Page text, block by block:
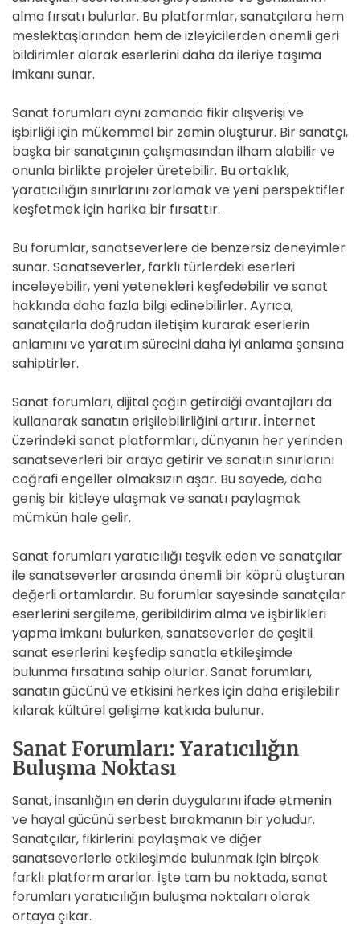
alma fırsatı bulurlar. Bu platformlar, sanatçılara hem
meslektaşlarından hem de izleyicilerden önemli geri
bildirimler alarak eserlerini daha da ileriye taşıma
imkanı sunar.
Sanat forumları aynı zamanda fikir alışverişi ve
işbirliği için mükemmel bir zemin oluşturur. Bir sanatçı,
başka bir sanatçının çalışmasından ilham alabilir ve
onunla birlikte projeler üretebilir. Bu ortaklık,
yaratıcılığın sınırlarını zorlamak ve yeni perspektifler
keşfetmek için harika bir fırsattır.
Bu forumlar, sanatseverlere de benzersiz deneyimler
sunar. Sanatseverler, farklı türlerdeki eserleri
inceleyebilir, yeni yetenekleri keşfedebilir ve sanat
hakkında daha fazla bilgi edinebilirler. Ayrıca,
sanatçılarla doğrudan iletişim kurarak eserlerin
anlamını ve yaratım sürecini daha iyi anlama şansına
sahiptirler.
Sanat forumları, dijital çağın getirdiği avantajları da
kullanarak sanatın erişilebilirliğini artırır. İnternet
üzerindeki sanat platformları, dünyanın her yerinden
sanatseverleri bir araya getirir ve sanatın sınırlarını
coğrafi engeller olmaksızın aşar. Bu sayede, daha
geniş bir kitleye ulaşmak ve sanatı paylaşmak
mümkün hale gelir.
Sanat forumları yaratıcılığı teşvik eden ve sanatçılar
ile sanatseverler arasında önemli bir köprü oluşturan
değerli ortamlardır. Bu forumlar sayesinde sanatçılar
eserlerini sergileme, geribildirim alma ve işbirlikleri
yapma imkanı bulurken, sanatseverler de çeşitli
sanat eserlerini keşfedip sanatla etkileşimde
bulunma fırsatına sahip olurlar. Sanat forumları,
sanatın gücünü ve etkisini herkes için daha erişilebilir
kılarak kültürel gelişime katkıda bulunur.
Sanat Forumları: Yaratıcılığın
Buluşma Noktası
Sanat, insanlığın en derin duygularını ifade etmenin
ve hayal gücünü serbest bırakmanın bir yoludur.
Sanatçılar, fikirlerini paylaşmak ve diğer
sanatseverlerle etkileşimde bulunmak için birçok
farklı platform ararlar. İşte tam bu noktada, sanat
forumları yaratıcılığın buluşma noktaları olarak
ortaya çıkar.